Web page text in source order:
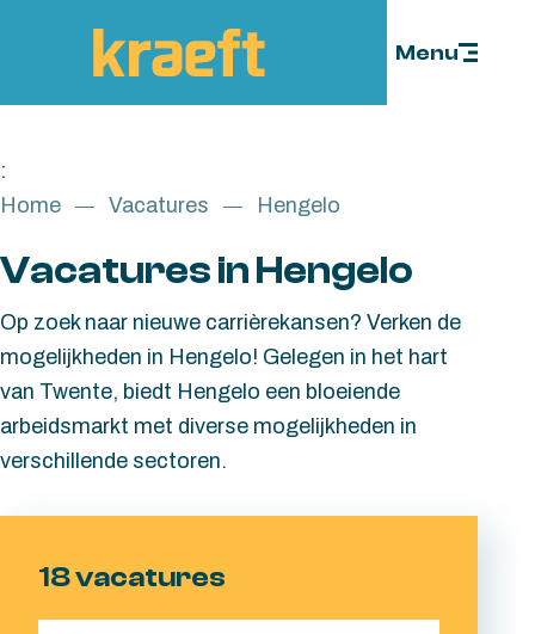
Menu
:
Home
Vacatures Hengelo
Vacatures in Hengelo
Op zoek naar nieuwe carrièrekansen? Verken de
mogelijkheden in Hengelo! Gelegen in het hart
van Twente, biedt Hengelo een bloeiende
arbeidsmarkt met diverse mogelijkheden in
verschillende sectoren.
18 vacatures